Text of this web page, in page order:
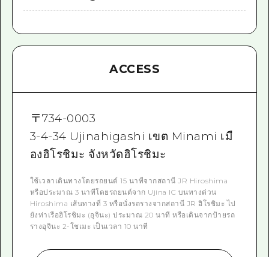
ACCESS
〒734-0003
3-4-34 Ujinahigashi เขต Minami เมื
องฮิโรชิมะ จังหวัดฮิโรชิมะ
ใช้เวลาเดินทางโดยรถยนต์ 15 นาทีจากสถานี JR Hiroshima
หรือประมาณ 3 นาทีโดยรถยนต์จาก Ujina IC บนทางด่วน
Hiroshima เส้นทางที่ 3 หรือนั่งรถรางจากสถานี JR ฮิโรชิมะ ไป
ยังท่าเรือฮิโรชิมะ (อุจินะ) ประมาณ 20 นาที หรือเดินจากป้ายรถ
รางอุจินะ 2-โชเมะ เป็นเวลา 10 นาที